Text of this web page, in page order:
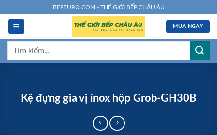
đến
dung
BEPEURO.COM - THẾ GIỚI BẾP CHÂU ÂU
MUA NGAY
Tìm
Kệ đựng gia vị inox hộp Grob-GH30B